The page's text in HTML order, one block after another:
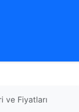
ve Fiyatları